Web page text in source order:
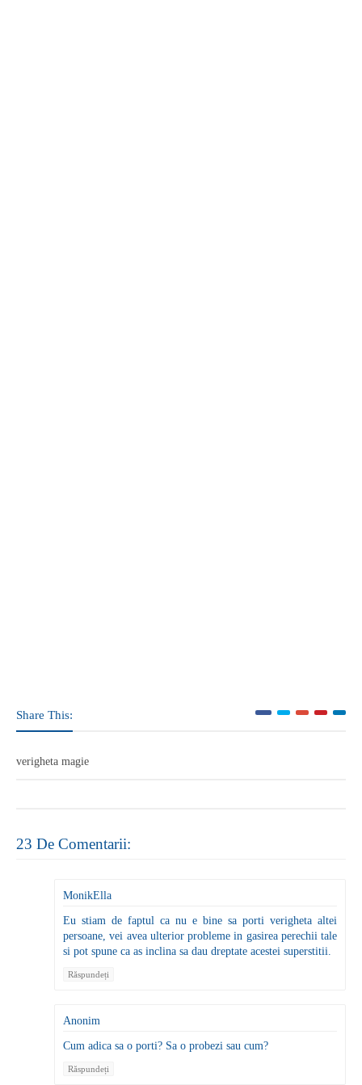
Share This:
verigheta magie
23 De Comentarii:
MonikElla
Eu stiam de faptul ca nu e bine sa porti verigheta altei
persoane, vei avea ulterior probleme in gasirea perechii tale
si pot spune ca as inclina sa dau dreptate acestei superstitii.
Răspundeți
Anonim
Cum adica sa o porti? Sa o probezi sau cum?
Răspundeți